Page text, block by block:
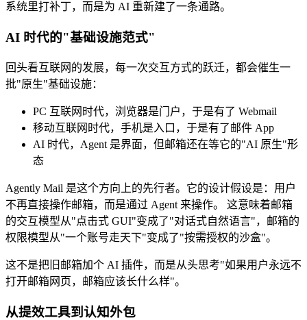
系统里打补丁，而是为 AI 重新建了一条通路。
AI 时代的"基础设施范式"
回头看互联网的发展，每一次交互方式的跃迁，都会催生一
批"原生"基础设施：
PC 互联网时代，浏览器是门户，于是有了 Webmail
移动互联网时代，手机是入口，于是有了邮件 App
AI 时代，Agent 是界面，但邮箱还在等它的"AI 原生"形
态
Agently Mail 是这个方向上的先行者。它的设计假设是：用户
不再直接操作邮箱，而是通过 Agent 来操作。 这意味着邮箱
的交互模型从"点击式 GUI"变成了"对话式自然语言"，邮箱的
权限模型从"一个账号走天下"变成了"按需授权的沙盒"。
这不是把旧邮箱加个 AI 插件，而是从头思考"如果用户永远不
打开邮箱网页，邮箱应该长什么样"。
从提效工具到认知外包